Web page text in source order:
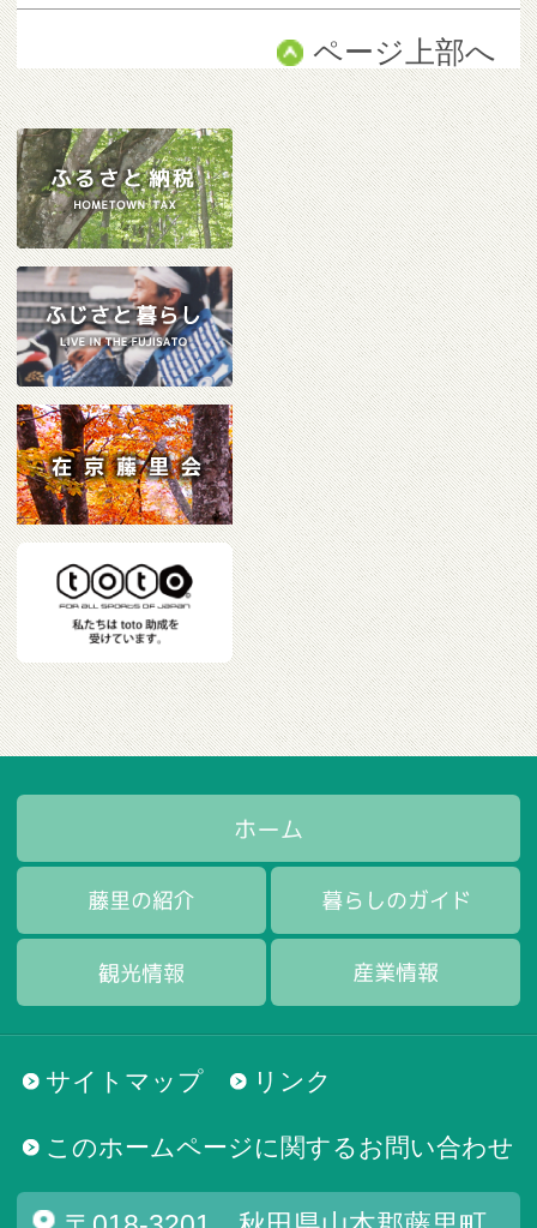
ページ上部へ
サイトマップ リンク
このホームページに関するお問い合わせ